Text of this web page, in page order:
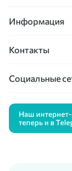
Информация
Контакты
Социальные
Наш
теперь и в